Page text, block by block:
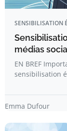
SENSIBILISATION
médias
EN BREF
sensibilisation
Emma Dufour